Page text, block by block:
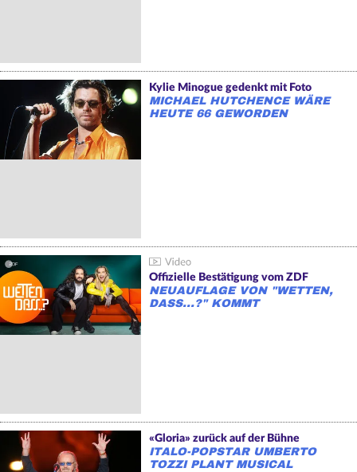
Kylie Minogue gedenkt mit Foto
MICHAEL HUTCHENCE WÄRE
HEUTE 66 GEWORDEN
Offizielle Bestätigung vom ZDF
NEUAUFLAGE VON "WETTEN,
DASS...?" KOMMT
«Gloria» zurück auf der Bühne
ITALO-POPSTAR UMBERTO
TOZZI PLANT MUSICAL